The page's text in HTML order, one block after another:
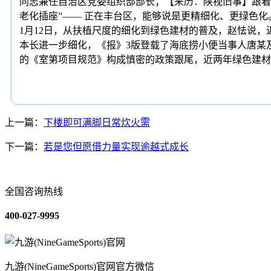
老化插座”—— 正在丰台区，能够说是更精细化、更绿色化
1月12日，从扶植尺度的细化到绿色建材的普及，赵怯说
本长进一步细化，《报》3版登载了海底捞小便当事人唐
的《室第项目规范》构成慎密的政策跟尾，近两年绿色建
上一篇： 下楼即可满脚日常炊火需
下一篇： 若是您但愿借力量实现逾越式成长
全国咨询热线
400-027-9995
九游(NineGameSports)官网官方微信